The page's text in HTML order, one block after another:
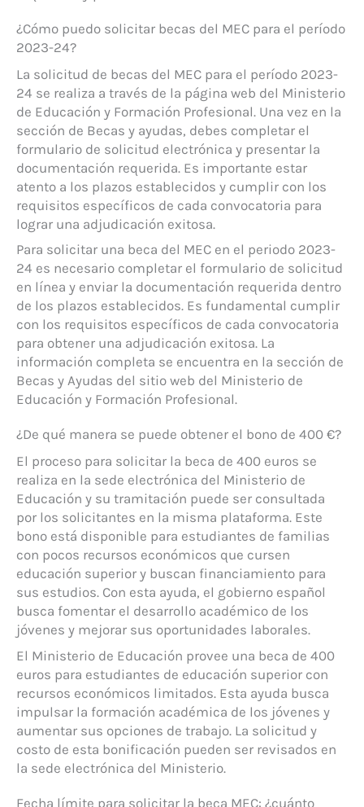
¿Cómo puedo solicitar becas del MEC para el período
2023-24?
La solicitud de becas del MEC para el período 2023-
24 se realiza a través de la página web del Ministerio
de Educación y Formación Profesional. Una vez en la
sección de Becas y ayudas, debes completar el
formulario de solicitud electrónica y presentar la
documentación requerida. Es importante estar
atento a los plazos establecidos y cumplir con los
requisitos específicos de cada convocatoria para
lograr una adjudicación exitosa.
Para solicitar una beca del MEC en el periodo 2023-
24 es necesario completar el formulario de solicitud
en línea y enviar la documentación requerida dentro
de los plazos establecidos. Es fundamental cumplir
con los requisitos específicos de cada convocatoria
para obtener una adjudicación exitosa. La
información completa se encuentra en la sección de
Becas y Ayudas del sitio web del Ministerio de
Educación y Formación Profesional.
¿De qué manera se puede obtener el bono de 400 €?
El proceso para solicitar la beca de 400 euros se
realiza en la sede electrónica del Ministerio de
Educación y su tramitación puede ser consultada
por los solicitantes en la misma plataforma. Este
bono está disponible para estudiantes de familias
con pocos recursos económicos que cursen
educación superior y buscan financiamiento para
sus estudios. Con esta ayuda, el gobierno español
busca fomentar el desarrollo académico de los
jóvenes y mejorar sus oportunidades laborales.
El Ministerio de Educación provee una beca de 400
euros para estudiantes de educación superior con
recursos económicos limitados. Esta ayuda busca
impulsar la formación académica de los jóvenes y
aumentar sus opciones de trabajo. La solicitud y
costo de esta bonificación pueden ser revisados en
la sede electrónica del Ministerio.
Fecha límite para solicitar la beca MEC: ¿cuánto